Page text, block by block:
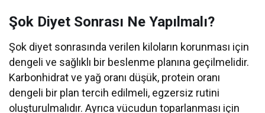
Şok Diyet Sonrası Ne Yapılmalı?
Şok diyet sonrasında verilen kiloların korunması için
dengeli ve sağlıklı bir beslenme planına geçilmelidir.
Karbonhidrat ve yağ oranı düşük, protein oranı
dengeli bir plan tercih edilmeli, egzersiz rutini
oluşturulmalıdır. Ayrıca vücudun toparlanması için